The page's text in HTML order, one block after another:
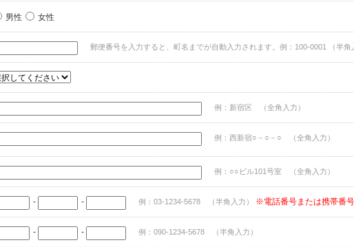
男性 女性
郵便番号を入力すると、町名までが自動入力されます。例：100-0001 （半角
例：新宿区 （全角入力）
例：西新宿○－○－○ （全角入力）
例：○○ビル101号室 （全角入力）
- - 例：03-1234-5678 （半角入力） ※電話番号または携帯番
- - 例：090-1234-5678 （半角入力）